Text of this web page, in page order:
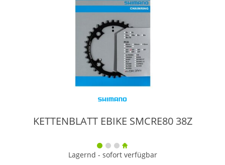
KETTENBLATT EBIKE SMCRE80 38Z
Lagernd - sofort verfügbar